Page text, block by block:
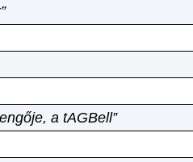
a tAGBell”